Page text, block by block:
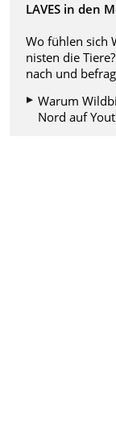
LAVES in den
Wo fühlen sich
nisten die
nach und
Warum
Nord auf